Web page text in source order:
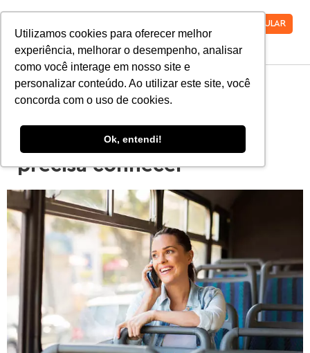
Utilizamos cookies para oferecer melhor
experiência, melhorar o desempenho, analisar
como você interage em nosso site e
personalizar conteúdo. Ao utilizar este site, você
concorda com o uso de cookies.
Ok, entendi!
VESTIBULAR
5 serviços que oferecem
descontos para
universitários que você
precisa conhecer